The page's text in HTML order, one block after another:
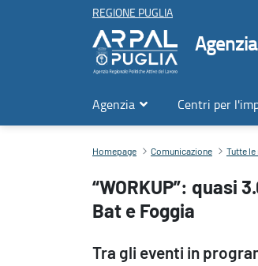
REGIONE PUGLIA
Agenzia Centri per
“WORKUP”: quasi 3.000 persone da assumere
Homepage Comunicazione Tutte le
“WORKUP”: quasi
Bat e Foggia
Tra gli eventi in